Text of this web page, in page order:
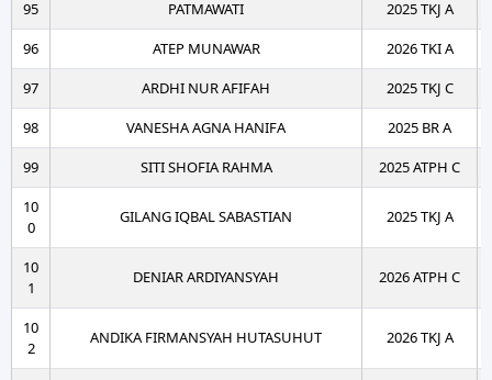
95
PATMAWATI
2025 TKJ A
96
ATEP MUNAWAR
2026 TKI A
97
ARDHI NUR AFIFAH
2025 TKJ C
98
VANESHA AGNA HANIFA
2025 BR A
99
SITI SHOFIA RAHMA
2025 ATPH C
10
0
GILANG IQBAL SABASTIAN 2025 TKJ A
10
1
DENIAR ARDIYANSYAH 2026 ATPH C
10
2
ANDIKA FIRMANSYAH HUTASUHUT 2026 TKJ A